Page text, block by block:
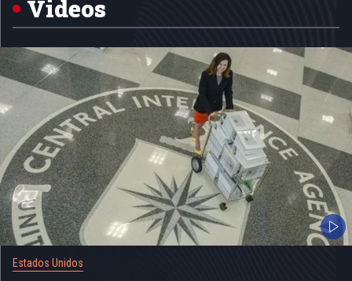
Videos
Estados Unidos